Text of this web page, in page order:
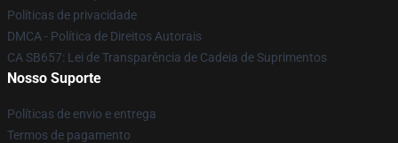
Políticas de privacidade
DMCA - Política de Direitos Autorais
CA SB657: Lei de Transparência de Cadeia de Suprimentos
Nosso Suporte
Políticas de envio e entrega
Termos de pagamento